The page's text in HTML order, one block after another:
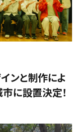
ンと制作によ
に設置決定！